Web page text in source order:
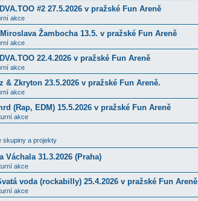
#2 27.5.2026 v pražské Fun Areně
akce
Žambocha 13.5. v pražské Fun Areně
akce
22.4.2026 v pražské Fun Areně
akce
& Zkryton 23.5.2026 v pražské Fun Areně.
akce
(Rap, EDM) 15.5.2026 v pražské Fun Areně
akce
skupiny a projekty
31.3.2026 (Praha)
akce
voda (rockabilly) 25.4.2026 v pražské Fun Areně
akce